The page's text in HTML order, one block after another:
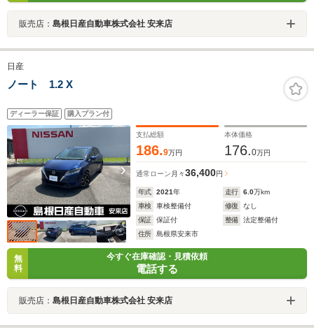
販売店： 島根日産自動車株式会社 安来店
日産
ノート 1.2 X
ディーラー保証 購入プラン付
支払総額
186.9万円
本体価格
176.0万円
通常ローン 月々36,400円
年式 2021年 走行 6.0万km
車検
車検整備付 修復
なし
保証
保証付 整備
法定整備付
住所
島根県安来市
無
料
今すぐ在庫確認・見積依頼
電話する
販売店： 島根日産自動車株式会社 安来店